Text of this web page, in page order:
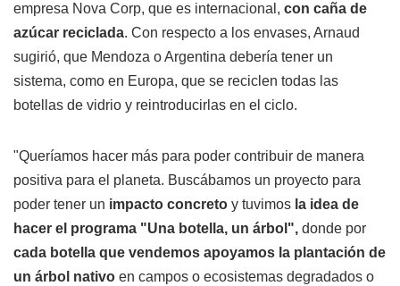
empresa Nova Corp, que es internacional, con caña de
azúcar reciclada. Con respecto a los envases, Arnaud
sugirió, que Mendoza o Argentina debería tener un
sistema, como en Europa, que se reciclen todas las
botellas de vidrio y reintroducirlas en el ciclo.
"Queríamos hacer más para poder contribuir de manera
positiva para el planeta. Buscábamos un proyecto para
poder tener un impacto concreto y tuvimos la idea de
hacer el programa "Una botella, un árbol", donde por
cada botella que vendemos apoyamos la plantación de
un árbol nativo en campos o ecosistemas degradados o